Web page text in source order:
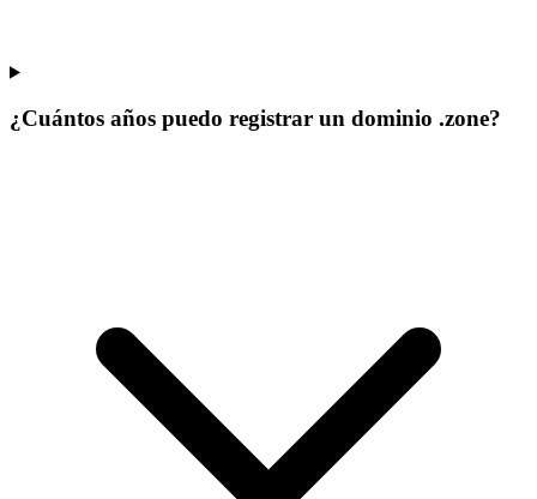
¿Cuántos años puedo registrar un dominio .zone?